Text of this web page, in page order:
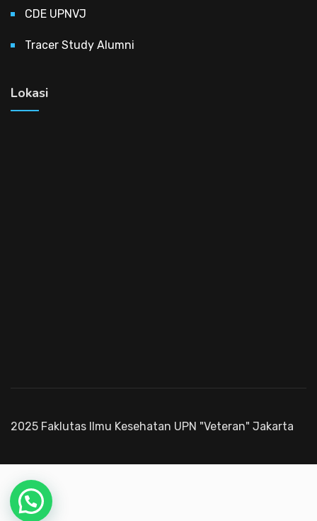
CDE UPNVJ
Tracer Study Alumni
Lokasi
2025 Faklutas Ilmu Kesehatan UPN "Veteran" Jakarta